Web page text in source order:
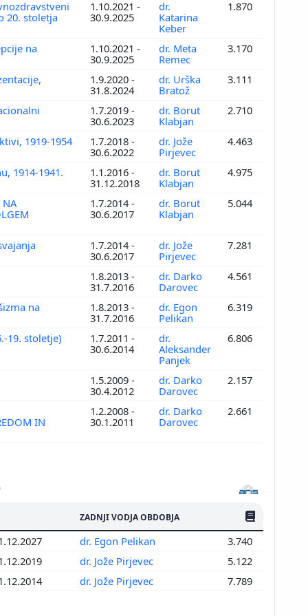
20. stoletja
1.10.2021 -
30.9.2025
dr.
Katarina
Keber
1.870
na
1.10.2021 -
30.9.2025
dr. Meta
Remec
3.170
1.9.2020 -
31.8.2024
dr. Urška
Bratož
3.111
1.7.2019 -
30.6.2023
dr. Borut
Klabjan
2.710
1919-1954
1.7.2018 -
30.6.2022
dr. Jože
Pirjevec
4.463
1914-1941.
1.1.2016 -
31.12.2018
dr. Borut
Klabjan
4.975
NA
1.7.2014 -
30.6.2017
dr. Borut
Klabjan
5.044
1.7.2014 -
30.6.2017
dr. Jože
Pirjevec
7.281
1.8.2013 -
31.7.2016
dr. Darko
Darovec
4.561
na
1.8.2013 -
31.7.2016
dr. Egon
Pelikan
6.319
19. stoletje)
1.7.2011 -
30.6.2014
dr.
Aleksander
Panjek
6.806
1.5.2009 -
30.4.2012
dr. Darko
Darovec
2.157
IN
1.2.2008 -
30.1.2011
dr. Darko
Darovec
2.661
ZADNJI VODJA OBDOBJA ŠTEV.
dr. Egon Pelikan
3.740
dr. Jože Pirjevec
5.122
dr. Jože Pirjevec 7.789